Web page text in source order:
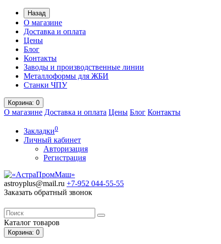
Назад
О магазине
Доставка и оплата
Цены
Блог
Контакты
Заводы и производственные линии
Металлоформы для ЖБИ
Станки ЧПУ
Корзина: 0
О магазине Доставка и оплата Цены Блог Контакты
Закладки0
Личный кабинет
Авторизация
Регистрация
astroyplus@mail.ru +7-952 044-55-55
Заказать обратный звонок
Каталог товаров
Корзина: 0